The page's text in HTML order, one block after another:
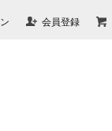
会員登録